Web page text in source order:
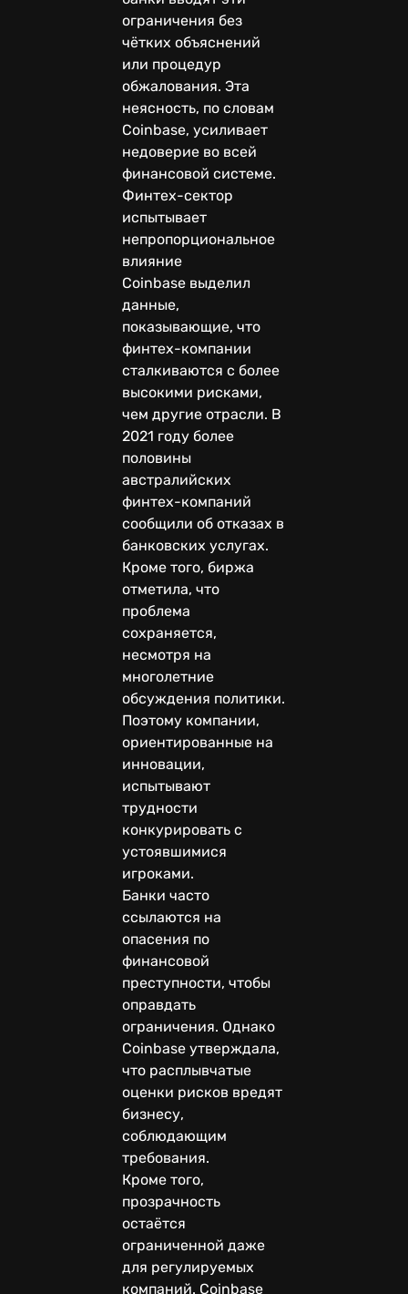
ограничения без
чётких объяснений
или процедур
обжалования. Эта
неясность, по словам
Coinbase, усиливает
недоверие во всей
финансовой системе.
Финтех-сектор
испытывает
непропорциональное
влияние
Coinbase выделил
данные,
показывающие, что
финтех-компании
сталкиваются с более
высокими рисками,
чем другие отрасли. В
2021 году более
половины
австралийских
финтех-компаний
сообщили об отказах в
банковских услугах.
Кроме того, биржа
отметила, что
проблема
сохраняется,
несмотря на
многолетние
обсуждения политики.
Поэтому компании,
ориентированные на
инновации,
испытывают
трудности
конкурировать с
устоявшимися
игроками.
Банки часто
ссылаются на
опасения по
финансовой
преступности, чтобы
оправдать
ограничения. Однако
Coinbase утверждала,
что расплывчатые
оценки рисков вредят
бизнесу,
соблюдающим
требования.
Кроме того,
прозрачность
остаётся
ограниченной даже
для регулируемых
компаний. Coinbase